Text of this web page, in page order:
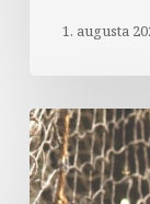
1. augusta
Komentár
k
textom